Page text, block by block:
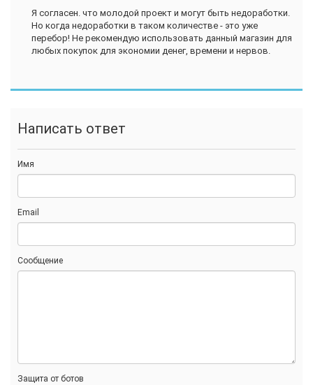
Я согласен. что молодой проект и могут быть недоработки.
Но когда недоработки в таком количестве - это уже
перебор! Не рекомендую использовать данный магазин для
любых покупок для экономии денег, времени и нервов.
Написать ответ
Имя
Email
Сообщение
Защита от ботов